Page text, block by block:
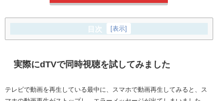
目次 [表示]
実際にdTVで同時視聴を試してみました
テレビで動画を再生している最中に、スマホで動画再生してみると、ス